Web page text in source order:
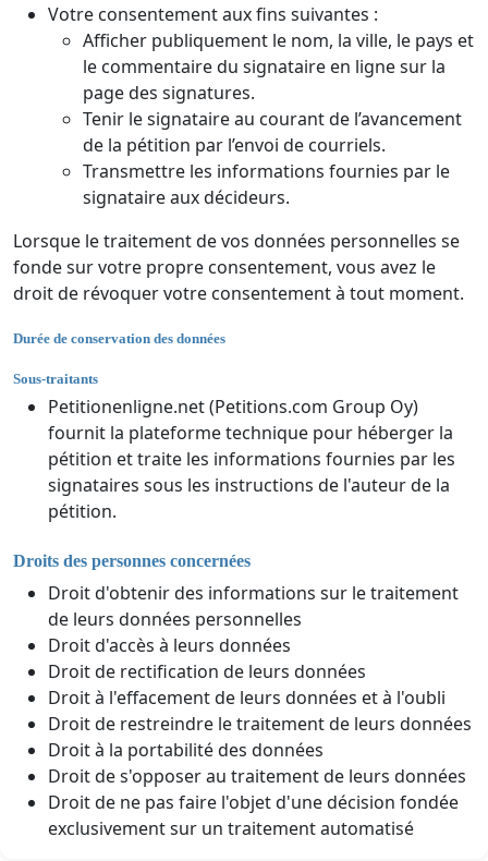
Votre consentement aux fins suivantes :
Afficher publiquement le nom, la ville, le pays et
le commentaire du signataire en ligne sur la
page des signatures.
Tenir le signataire au courant de l’avancement
de la pétition par l’envoi de courriels.
Transmettre les informations fournies par le
signataire aux décideurs.
Lorsque le traitement de vos données personnelles se
fonde sur votre propre consentement, vous avez le
droit de révoquer votre consentement à tout moment.
Durée de conservation des données
Sous-traitants
Petitionenligne.net (Petitions.com Group Oy)
fournit la plateforme technique pour héberger la
pétition et traite les informations fournies par les
signataires sous les instructions de l'auteur de la
pétition.
Droits des personnes concernées
Droit d'obtenir des informations sur le traitement
de leurs données personnelles
Droit d'accès à leurs données
Droit de rectification de leurs données
Droit à l'effacement de leurs données et à l'oubli
Droit de restreindre le traitement de leurs données
Droit à la portabilité des données
Droit de s'opposer au traitement de leurs données
Droit de ne pas faire l'objet d'une décision fondée
exclusivement sur un traitement automatisé